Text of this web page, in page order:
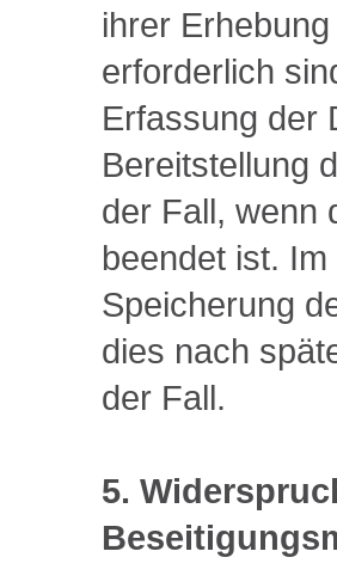
ihrer
erforderlich
Erfassung der
Bereitstellung
der Fall, wenn
beendet ist.
Speicherung
dies nach
der Fall.
5.